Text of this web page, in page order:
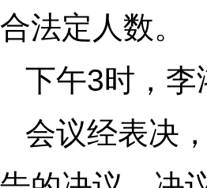
合法定人数。
下午3时，李
会议经表决